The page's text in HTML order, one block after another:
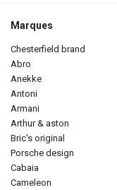
Marques
chesterfield brand
abro
anekke
antoni
armani
arthur & aston
bric's original
porsche design
cabaia
cameleon